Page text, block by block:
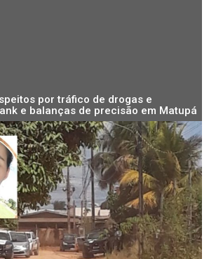
por tráfico de drogas e
e balanças de precisão em Matupá